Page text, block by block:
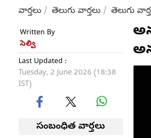
వార్తలు తెలుగు వార్తలు తెలుగు
Written By
సెల్వి
Last Updated :
Tuesday, 2 June 2026 (18:38
IST)
సంబంధిత వార్తలు